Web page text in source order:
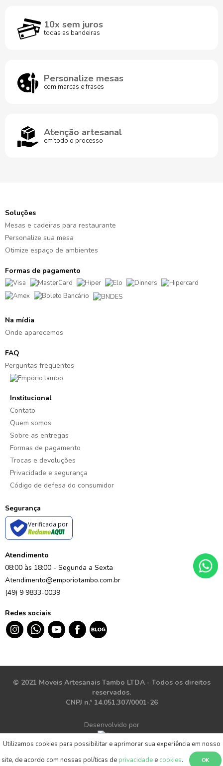
Utilizamos cookies para possibilitar e aprimorar sua experiência em nosso
site, de acordo com nossas políticas de privacidadee cookies. OK
10x sem juros
todas as bandeiras
Personalize mesas
com marcas e frases
Atenção artesanal
em todo o processo
Soluções
Mesas e cadeiras para restaurante
Personalize sua mesa
Otimize espaço de ambientes
Formas de pagamento
Na mídia
Onde aparecemos
FAQ
Perguntas frequentes
Institucional
Contato
Quem somos
Sobre as entregas
Formas de pagamento
Trocas e devoluções
Privacidade e segurança
Código de defesa do consumidor
Segurança
Verificada por
Atendimento
08:00 às 18:00 - Segunda a Sexta
Atendimento@emporiotambo.com.br
(49) 9 9833-0039
Redes sociais
© 2021 Moveis Artesanais Tambo LTDA - Todos os direitos
reservados.
CNPJ n.º 14.051.307/0001-26
Desenvolvido por